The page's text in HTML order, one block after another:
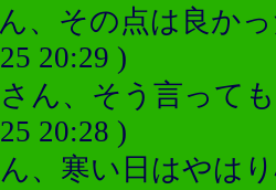
、その点は良か
20:29 )
ん、そう言って
20:28 )
、寒い日はやは